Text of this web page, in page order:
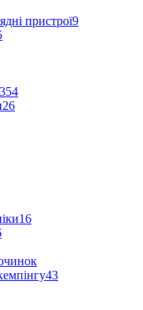
пристрої9
354
26
16
43